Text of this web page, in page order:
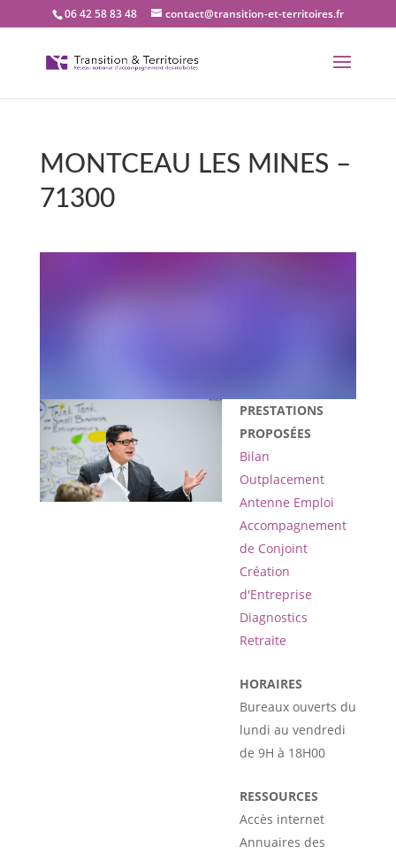
06 42 58 83 48 contact@transition-et-territoires.fr
MONTCEAU LES MINES –
71300
bureau Transition et
PRESTATIONS
PROPOSÉES
Bilan
Outplacement
Antenne Emploi
Accompagnement
de Conjoint
Création
d'Entreprise
Diagnostics
Retraite
HORAIRES
Bureaux ouverts du
lundi au vendredi
de 9H à 18H00
RESSOURCES
Accès internet
Annuaires des